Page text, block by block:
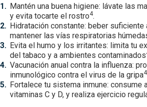
Mantén una buena higiene: lávate las
y evita tocarte el rostro4.
Hidratación constante: beber suficiente
mantener las vías respiratorias
Evita el humo y los irritantes: limita tu
del tabaco y a ambientes contaminados
Vacunación anual contra la influenza:
inmunológico contra el virus de la gripa4
Fortalece tu sistema inmune: consume
vitaminas C y D, y realiza ejercicio